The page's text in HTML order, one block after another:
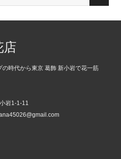
店
時代から東京 葛飾 新小岩で花一筋
岩1-1-11